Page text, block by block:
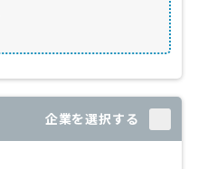
企業を選択する